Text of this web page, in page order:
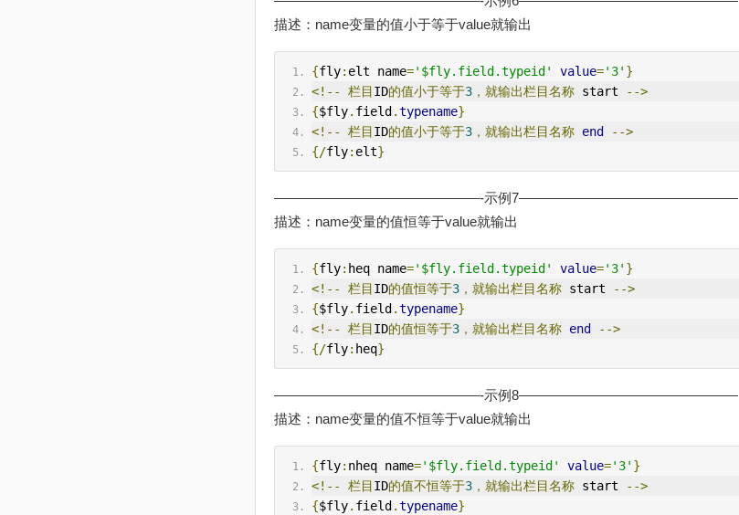
描述：name变量的值小于等于value就输出
{fly: elt name='$fly.field.typeid' value='3' }
<!--
栏目 ID的值小于等于3，就输出栏目名称 start
-->
{$fly. field .typename}
<!--
栏目 ID的值小于等于3，就输出栏目名称 end
-->
{/fly: elt}
———————————————-示例7————————————————
描述：name变量的值恒等于value就输出
{fly: heq name='$fly.field.typeid' value='3' }
<!--
栏目 ID的值恒等于3，就输出栏目名称 start
-->
{$fly. field .typename}
<!--
栏目 ID的值恒等于3，就输出栏目名称 end
-->
{/fly: heq}
———————————————-示例8————————————————
描述：name变量的值不恒等于value就输出
{fly: nheq name='$fly.field.typeid' value='3' }
<!--
栏目 ID的值不恒等于3，就输出栏目名称 start
-->
{$fly. field .typename}